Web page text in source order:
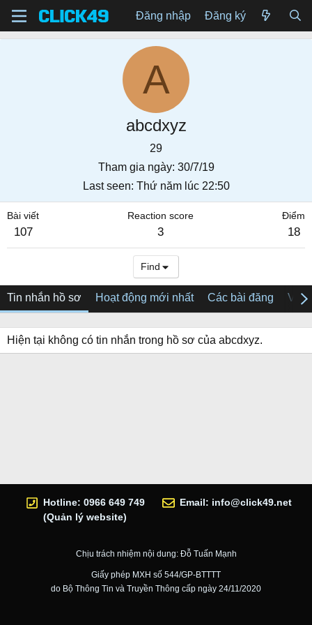
Đăng nhập Đăng ký
A
abcdxyz
29
Tham gia ngày 30/7/19
Last seen Thứ năm lúc 22:50
Bài viết
107
Reaction score
3
Điểm
18
Find
Tin nhắn hồ sơ Hoạt động mới nhất Các bài đăng Về
Hiện tại không có tin nhắn trong hồ sơ của abcdxyz.
Hotline: 0966 649 749
(Quản lý website)
Email: info@click49.net
Chịu trách nhiệm nội dung: Đỗ Tuấn Mạnh
Giấy phép MXH số 544/GP-BTTTT
do Bộ Thông Tin và Truyền Thông cấp ngày 24/11/2020